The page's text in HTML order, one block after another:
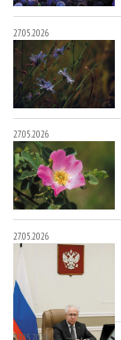
27.05.2026
27.05.2026
27.05.2026
27.05.2026